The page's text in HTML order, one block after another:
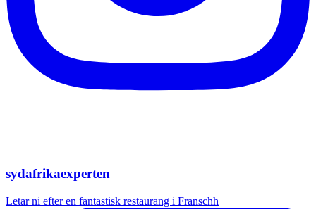
sydafrikaexperten
Letar ni efter en fantastisk restaurang i Franschh